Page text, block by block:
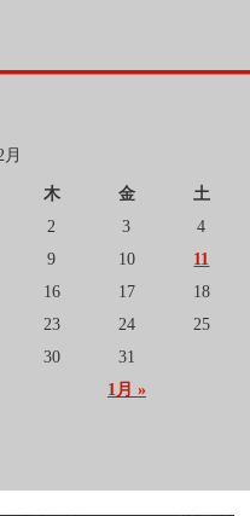
木 金 土
1月 »
2 3
4
9 10
11
16 17
18
23 24
25
30 31